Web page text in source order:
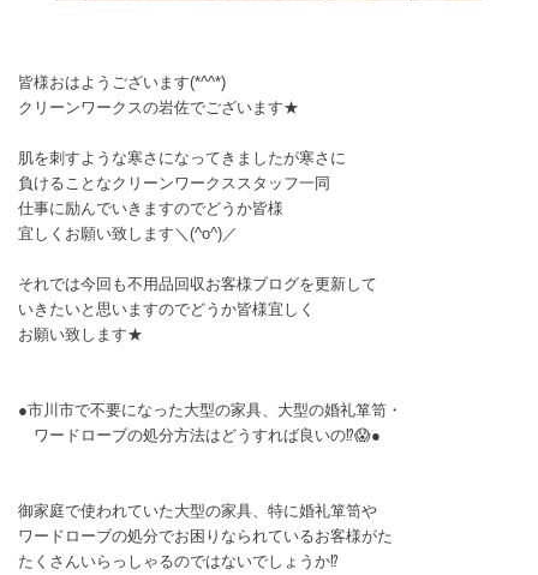
皆様おはようございます(*^^*)
クリーンワークスの岩佐でございます★
肌を刺すような寒さになってきましたが寒さに
負けることなクリーンワークススタッフ一同
仕事に励んでいきますのでどうか皆様
宜しくお願い致します＼(^o^)／
それでは今回も不用品回収お客様ブログを更新して
いきたいと思いますのでどうか皆様宜しく
お願い致します★
●市川市で不要になった大型の家具、大型の婚礼箪笥・
ワードローブの処分方法はどうすれば良いの⁉️😱●
御家庭で使われていた大型の家具、特に婚礼箪笥や
ワードローブの処分でお困りなられているお客様がた
たくさんいらっしゃるのではないでしょうか⁉️